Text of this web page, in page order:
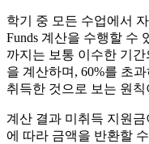
학기 중 모든 수업에서
Funds 계산을 수행할 수
까지는 보통 이수한 기
을 계산하며, 60%를 초
취득한 것으로 보는 원
계산 결과 미취득 지원
에 따라 금액을 반환할